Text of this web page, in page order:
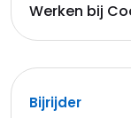
Werken bij
Bijrijder